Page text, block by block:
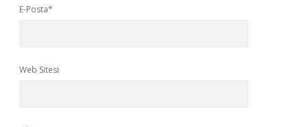
E-Posta*
Web Sitesi